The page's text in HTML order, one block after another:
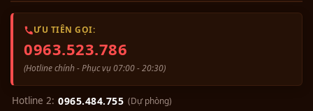
ƯU TIÊN GỌI:
0963.523.786
(Hotline chính - Phục vụ 07:00 - 20:30)
Hotline 2: 0965.484.755 (Dự phòng)